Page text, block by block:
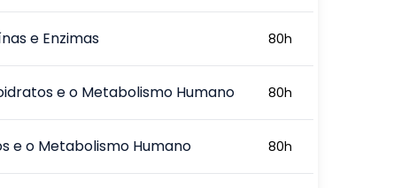
e Enzimas 80h
e o Metabolismo Humano 80h
e o Metabolismo Humano 80h